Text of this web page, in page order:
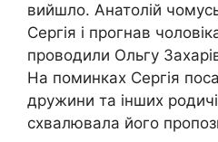
вийшло. Анатолій
Сергія і прогнав
проводили Ольгу
На поминках Сергія
дружини та інших
схвалювала його